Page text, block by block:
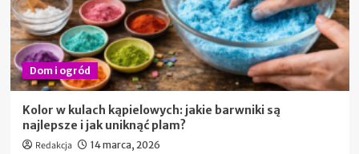
Dom i ogród
Kolor w kulach kąpielowych: jakie barwniki są
najlepsze i jak uniknąć plam?
Redakcja 14 marca, 2026